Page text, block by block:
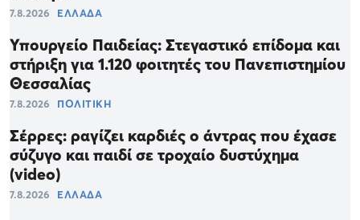
7.8.2026 ΕΛΛΑΔΑ
Υπουργείο Παιδείας: Στεγαστικό επίδομα και
στήριξη για 1.120 φοιτητές του Πανεπιστημίου
Θεσσαλίας
7.8.2026 ΠΟΛΙΤΙΚΗ
Σέρρες: ραγίζει καρδιές ο άντρας που έχασε
σύζυγο και παιδί σε τροχαίο δυστύχημα
(video)
7.8.2026 ΕΛΛΑΔΑ